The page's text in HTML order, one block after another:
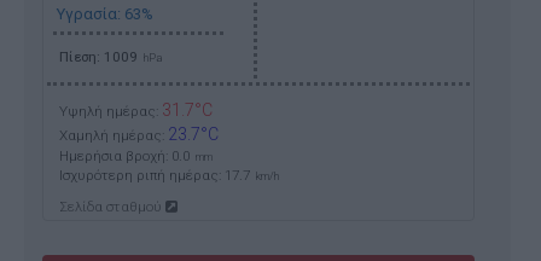
Υγρασία: 63%
Πίεση: 1009 hPa
Υψηλή ημέρας: 31.7°C
Χαμηλή ημέρας: 23.7°C
Ημερήσια βροχή: 0.0 mm
Ισχυρότερη ριπή ημέρας: 17.7 km/h
Σελίδα σταθμού